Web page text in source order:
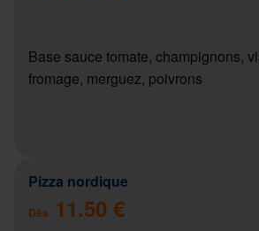
Base sauce tomate, champignons,
fromage, merguez, poivrons
Pizza nordique
Dès 11.50 €